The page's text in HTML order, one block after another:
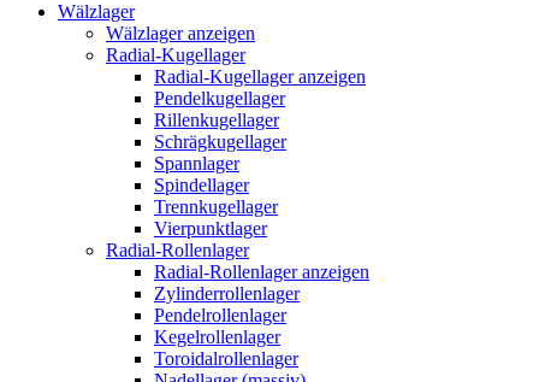
Wälzlager
Wälzlager anzeigen
Radial-Kugellager
Radial-Kugellager anzeigen
Pendelkugellager
Rillenkugellager
Schrägkugellager
Spannlager
Spindellager
Trennkugellager
Vierpunktlager
Radial-Rollenlager
Radial-Rollenlager anzeigen
Zylinderrollenlager
Pendelrollenlager
Kegelrollenlager
Toroidalrollenlager